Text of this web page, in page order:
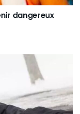
dangereux